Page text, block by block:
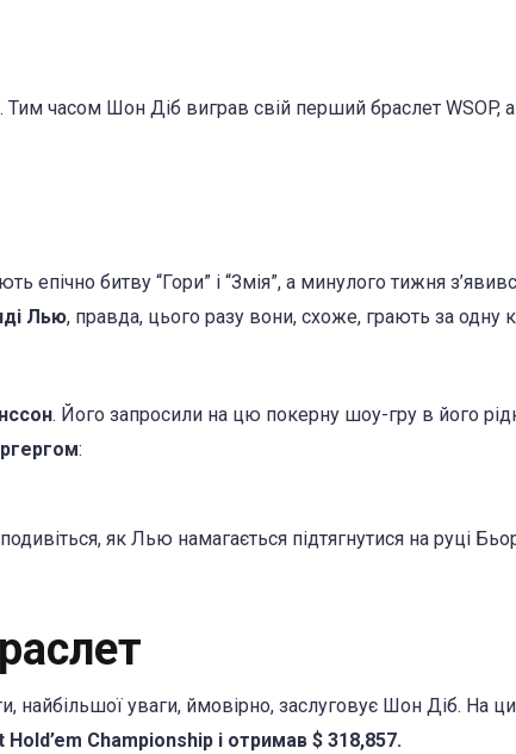
Тим часом Шон Діб виграв свій перший браслет WSOP,
епічно битву “Гори” і “Змія”, а минулого тижня
Лью, правда, цього разу вони, схоже, грають за одну
. Його запросили на цю покерну шоу-гру в його
:
як Лью намагається підтягнутися на руці
найбільшої уваги, ймовірно, заслуговує Шон Діб. На
Championship і отримав $ 318,857.